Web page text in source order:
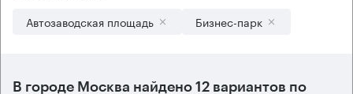
Автозаводская площадь Бизнес-парк
В городе Москва найдено 12 вариантов по